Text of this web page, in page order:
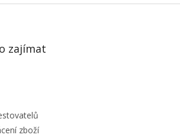
zajímat
zboží